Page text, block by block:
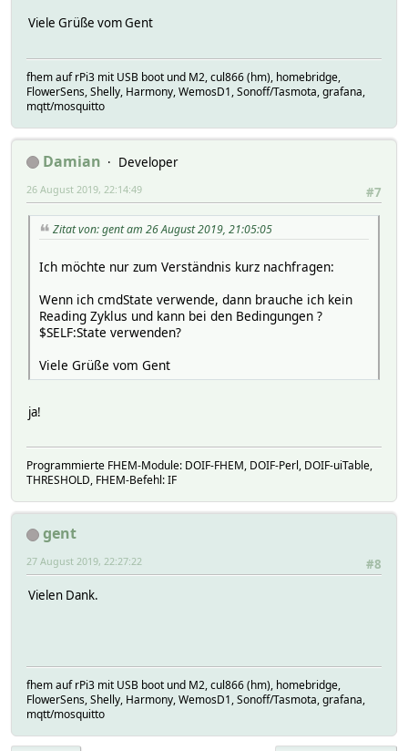
Viele Grüße vom Gent
fhem auf rPi3 mit USB boot und M2, cul866 (hm), homebridge,
FlowerSens, Shelly, Harmony, WemosD1, Sonoff/Tasmota, grafana,
mqtt/mosquitto
Damian
Developer
#7
26 August 2019, 22:14:49
Zitat von: gent am 26 August 2019, 21:05:05
Ich möchte nur zum Verständnis kurz nachfragen:
Wenn ich cmdState verwende, dann brauche ich kein
Reading Zyklus und kann bei den Bedingungen ?
$SELF:State verwenden?
Viele Grüße vom Gent
ja!
Programmierte FHEM-Module: DOIF-FHEM, DOIF-Perl, DOIF-uiTable,
THRESHOLD, FHEM-Befehl: IF
gent
#8
27 August 2019, 22:27:22
Vielen Dank.
fhem auf rPi3 mit USB boot und M2, cul866 (hm), homebridge,
FlowerSens, Shelly, Harmony, WemosD1, Sonoff/Tasmota, grafana,
mqtt/mosquitto